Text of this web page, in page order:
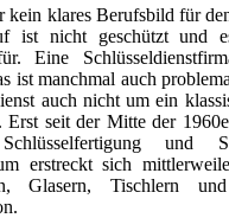
kein klares Berufsbild für
ist nicht geschützt und
Eine
ist manchmal auch
auch nicht um ein
Erst seit der Mitte der
und
erstreckt sich
Glasern, Tischlern